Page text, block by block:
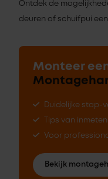
Ontdek de
deuren of schuifpui
Monteer
Duidelijke stap-
Tips van
Voor
Bekijk